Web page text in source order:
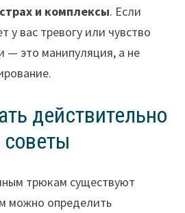
и комплексы. Если
у вас тревогу или чувство
— это манипуляция, а не
действительно
трюкам существуют
можно определить